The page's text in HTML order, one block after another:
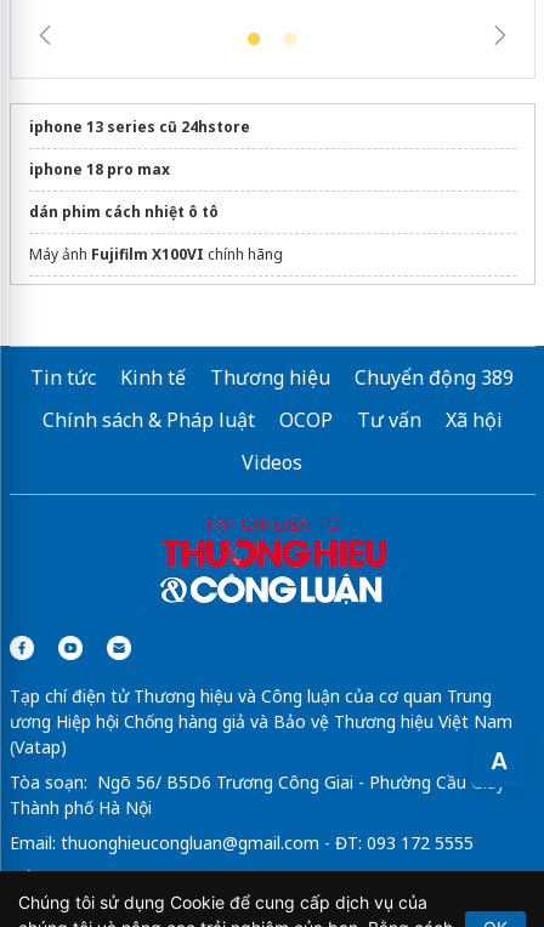
A
iphone 13 series cũ 24hstore
iphone 18 pro max
dán phim cách nhiệt ô tô
Máy ảnh Fujifilm X100VI chính hãng
Tin tức Kinh tế Thương hiệu
Chuyển động 389
Chính sách & Pháp luật
OCOP Tư vấn
Xã hội
Videos
Tạp chí điện tử Thương hiệu và Công luận của cơ quan Trung
ương Hiệp hội Chống hàng giả và Bảo vệ Thương hiệu Việt Nam
(Vatap)
Tòa soạn: Ngõ 56/ B5D6 Trương Công Giai - Phường Cầu Giấy -
Thành phố Hà Nội
Email: thuonghieucongluan@gmail.com - ĐT: 093 172 5555
Tổng Biên Tập: Vũ Đức Thuận
Giấy phép hoạt động báo chí điện tử số 64/GP-BTTTT do Bộ
Chúng tôi sử dụng Cookie để cung cấp dịch vụ của